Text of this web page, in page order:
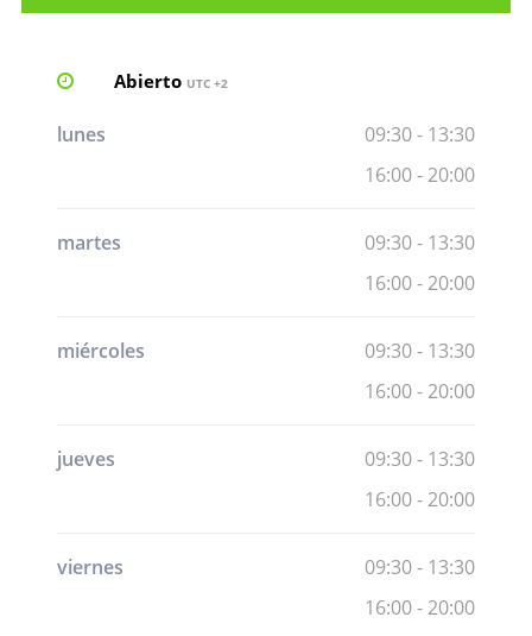
Abierto UTC +2
lunes
09:30 - 13:30
16:00 - 20:00
martes
09:30 - 13:30
16:00 - 20:00
miércoles
09:30 - 13:30
16:00 - 20:00
jueves
09:30 - 13:30
16:00 - 20:00
viernes
09:30 - 13:30
16:00 - 20:00